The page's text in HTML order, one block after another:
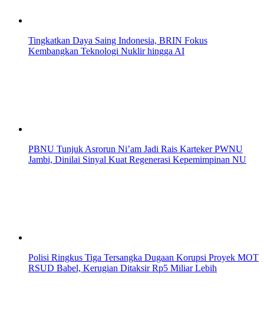
Tingkatkan Daya Saing Indonesia, BRIN Fokus
Kembangkan Teknologi Nuklir hingga AI
PBNU Tunjuk Asrorun Ni’am Jadi Rais Karteker PWNU
Jambi, Dinilai Sinyal Kuat Regenerasi Kepemimpinan NU
Polisi Ringkus Tiga Tersangka Dugaan Korupsi Proyek MOT
RSUD Babel, Kerugian Ditaksir Rp5 Miliar Lebih